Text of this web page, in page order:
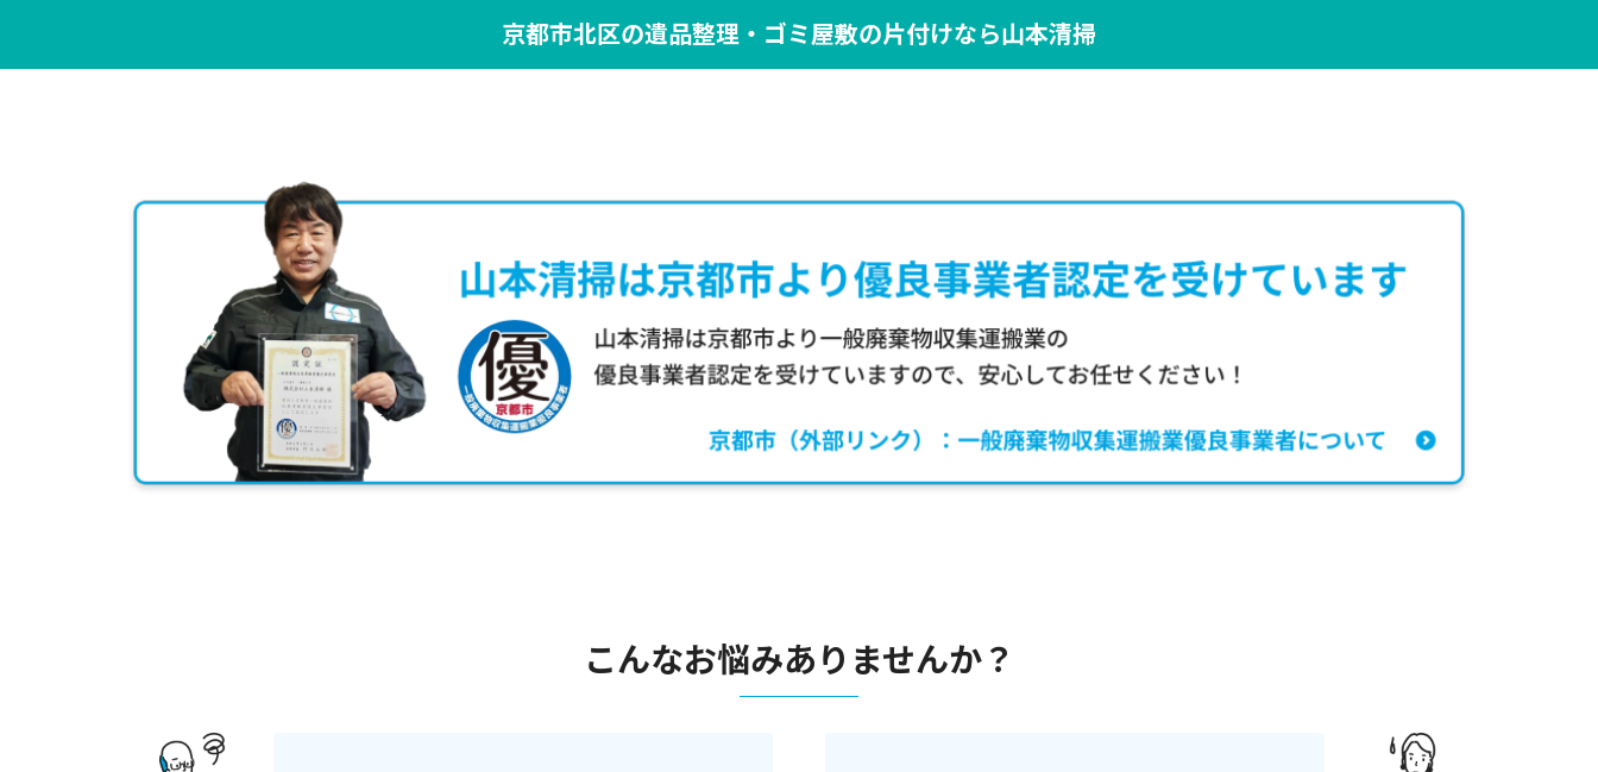
京都市北区の遺品整理・ゴミ屋敷の片付けなら山本清掃
こんなお悩みありませんか？